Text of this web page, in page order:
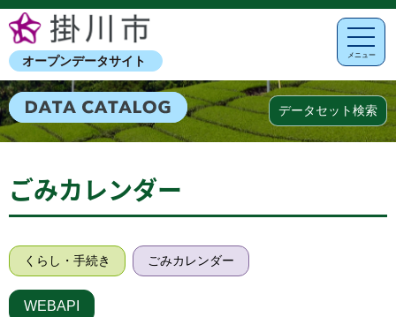
オープンデータサイト メニュー
データセット検索
ごみカレンダー
くらし・手続き ごみカレンダー
WEBAPI